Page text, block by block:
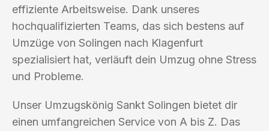
effiziente Arbeitsweise. Dank unseres
hochqualifizierten Teams, das sich bestens auf
Umzüge von Solingen nach Klagenfurt
spezialisiert hat, verläuft dein Umzug ohne Stress
und Probleme.
Unser Umzugskönig Sankt Solingen bietet dir
einen umfangreichen Service von A bis Z. Das